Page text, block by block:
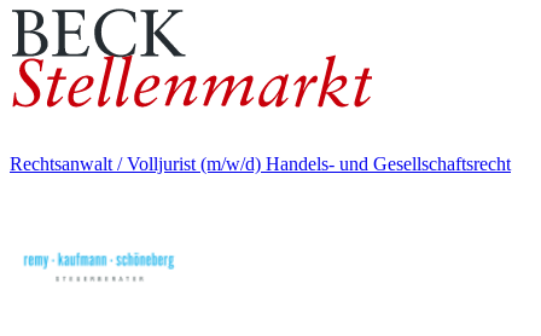
Rechtsanwalt / Volljurist (m/w/d) Handels- und Gesellschaftsrecht